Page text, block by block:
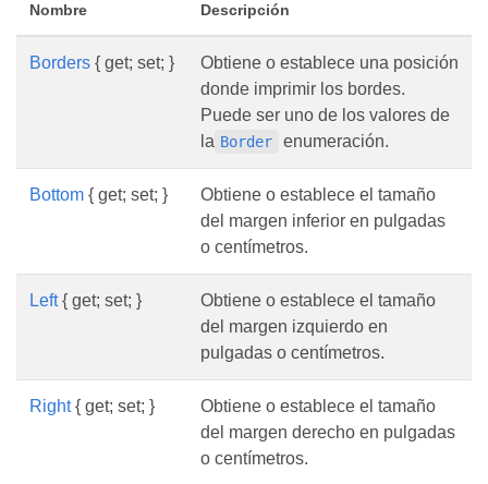
Nombre Descripción
Borders { get; set; }
Obtiene o establece una posición
donde imprimir los bordes.
Puede ser uno de los valores de
la Border enumeración.
Bottom { get; set; }
Obtiene o establece el tamaño
del margen inferior en pulgadas
o centímetros.
Left{ get; set; }
Obtiene o establece el tamaño
del margen izquierdo en
pulgadas o centímetros.
Right{ get; set; }
Obtiene o establece el tamaño
del margen derecho en pulgadas
o centímetros.